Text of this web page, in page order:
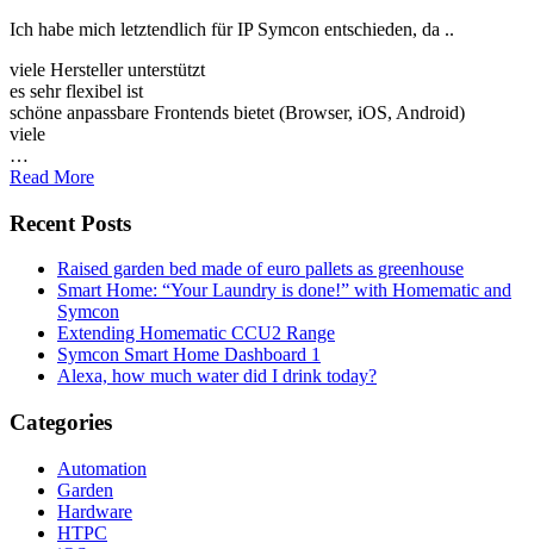
Ich habe mich letztendlich für IP Symcon entschieden, da ..
viele Hersteller unterstützt
es sehr flexibel ist
schöne anpassbare Frontends bietet (Browser, iOS, Android)
viele
…
Read More
Recent Posts
Raised garden bed made of euro pallets as greenhouse
Smart Home: “Your Laundry is done!” with Homematic and
Symcon
Extending Homematic CCU2 Range
Symcon Smart Home Dashboard 1
Alexa, how much water did I drink today?
Categories
Automation
Garden
Hardware
HTPC